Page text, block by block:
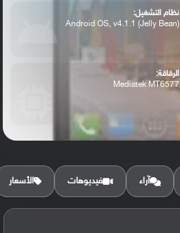
نظام التشغيل:
Android OS, v4.1.1 (Jelly Bean)
الرقاقة:
Mediatek MT6577
الرام / التخزين:
آراء فيديوهات الأسعار